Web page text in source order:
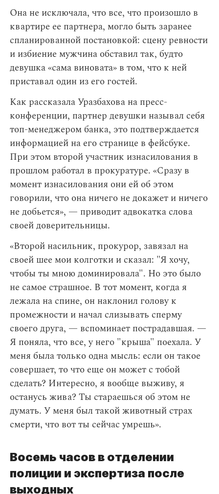
Она не исключала, что все, что произошло в
квартире ее партнера, могло быть заранее
спланированной постановкой: сцену ревности
и избиение мужчина обставил так, будто
девушка «сама виновата» в том, что к ней
приставал один из его гостей.
Как рассказала Уразбахова на пресс-
конференции, партнер девушки называл себя
топ-менеджером банка, это подтверждается
информацией на его странице в фейсбуке.
При этом второй участник изнасилования в
прошлом работал в прокуратуре. «Сразу в
момент изнасилования они ей об этом
говорили, что она ничего не докажет и ничего
не добьется», — приводит адвокатка слова
своей доверительницы.
«Второй насильник, прокурор, завязал на
своей шее мои колготки и сказал: "Я хочу,
чтобы ты мною доминировала". Но это было
не самое страшное. В тот момент, когда я
лежала на спине, он наклонил голову к
промежности и начал слизывать сперму
своего друга, — вспоминает пострадавшая. —
Я поняла, что все, у него "крыша" поехала. У
меня была только одна мысль: если он такое
совершает, то что еще он может с тобой
сделать? Интересно, я вообще выживу, я
останусь жива? Ты стараешься об этом не
думать. У меня был такой животный страх
смерти, что вот ты сейчас умрешь».
Восемь часов в отделении
полиции и экспертиза после
выходных